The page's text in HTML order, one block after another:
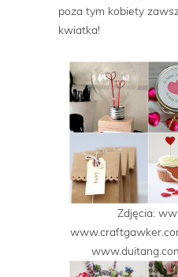
poza tym kobiety
kwiatka!
Zdjęcia: